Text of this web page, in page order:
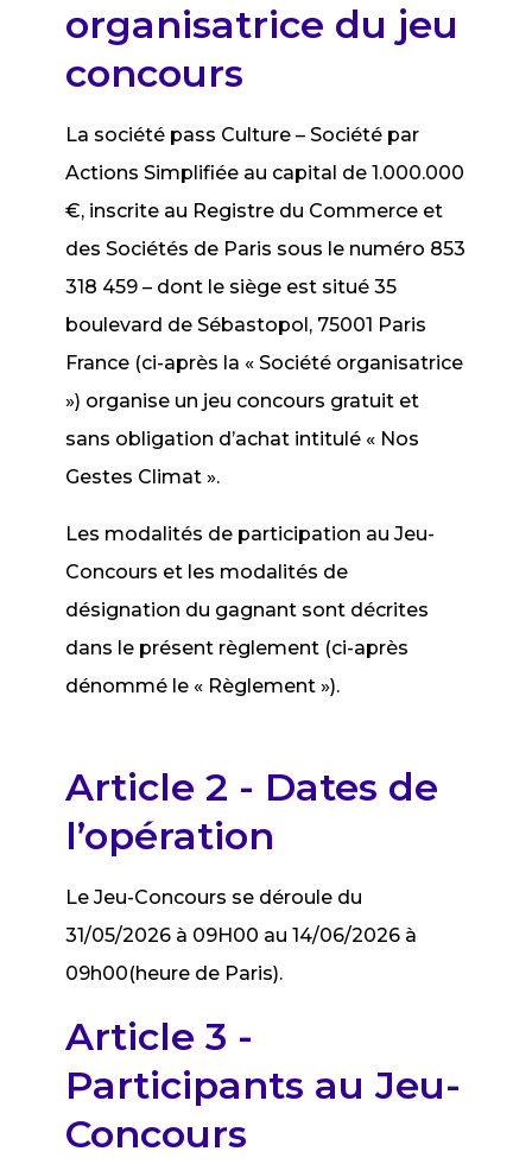
organisatrice du jeu
concours
La société pass Culture – Société par
Actions Simplifiée au capital de 1.000.000
€, inscrite au Registre du Commerce et
des Sociétés de Paris sous le numéro 853
318 459 – dont le siège est situé 35
boulevard de Sébastopol, 75001 Paris
France (ci-après la « Société organisatrice
») organise un jeu concours gratuit et
sans obligation d’achat intitulé « Nos
Gestes Climat ».
Les modalités de participation au Jeu-
Concours et les modalités de
désignation du gagnant sont décrites
dans le présent règlement (ci-après
dénommé le « Règlement »).
Article 2 - Dates de
l’opération
Le Jeu-Concours se déroule du
31/05/2026 à 09H00 au 14/06/2026 à
09h00(heure de Paris).
Article 3 -
Participants au Jeu-
Concours